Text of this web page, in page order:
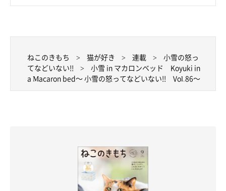
ねこのきもち 猫が好き 連載
小雪の怒っ
てなどいない!!
小雪 in マカロンベッド Koyuki in
a Macaron bed～ 小雪の怒ってなどいない!! Vol.86～